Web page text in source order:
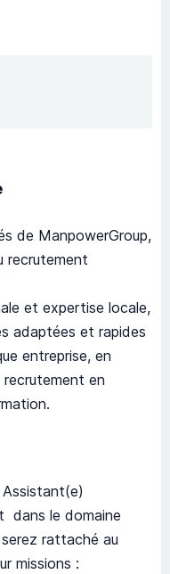
de ManpowerGroup,
recrutement
et expertise locale,
adaptées et rapides
entreprise, en
en
dans le domaine
rattaché au
missions :